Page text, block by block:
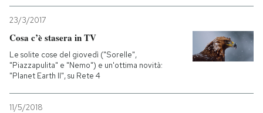
23/3/2017
Cosa c’è stasera in TV
Le solite cose del giovedì ("Sorelle",
"Piazzapulita" e "Nemo") e un'ottima novità:
"Planet Earth II", su Rete 4
11/5/2018